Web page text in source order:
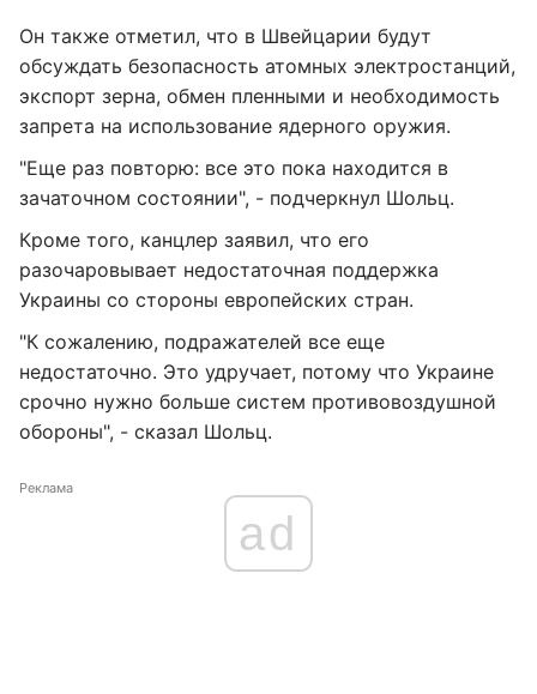
Он также отметил, что в Швейцарии будут
обсуждать безопасность атомных электростанций,
экспорт зерна, обмен пленными и необходимость
запрета на использование ядерного оружия.
"Еще раз повторю: все это пока находится в
зачаточном состоянии", - подчеркнул Шольц.
Кроме того, канцлер заявил, что его
разочаровывает недостаточная поддержка
Украины со стороны европейских стран.
"К сожалению, подражателей все еще
недостаточно. Это удручает, потому что Украине
срочно нужно больше систем противовоздушной
обороны", - сказал Шольц.
Реклама
ad